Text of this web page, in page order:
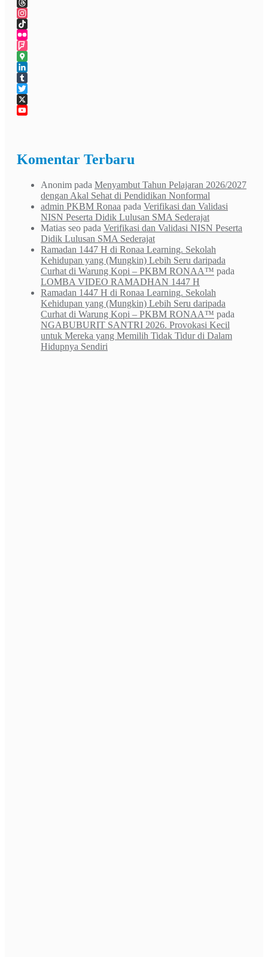
Facebook
Threads
Instagram
TikTok
Flickr
Foursquare
Google
Maps
LinkedIn
Tumblr
Twitter
X
Komentar Terbaru
Anonim pada Menyambut Tahun Pelajaran 2026/2027
dengan Akal Sehat di Pendidikan Nonformal
admin PKBM Ronaa pada Verifikasi dan Validasi
NISN Peserta Didik Lulusan SMA Sederajat
Matias seo pada Verifikasi dan Validasi NISN Peserta
Didik Lulusan SMA Sederajat
Ramadan 1447 H di Ronaa Learning. Sekolah
Kehidupan yang (Mungkin) Lebih Seru daripada
Curhat di Warung Kopi – PKBM RONAA™ pada
LOMBA VIDEO RAMADHAN 1447 H
Ramadan 1447 H di Ronaa Learning. Sekolah
Kehidupan yang (Mungkin) Lebih Seru daripada
Curhat di Warung Kopi – PKBM RONAA™ pada
NGABUBURIT SANTRI 2026. Provokasi Kecil
untuk Mereka yang Memilih Tidak Tidur di Dalam
Hidupnya Sendiri